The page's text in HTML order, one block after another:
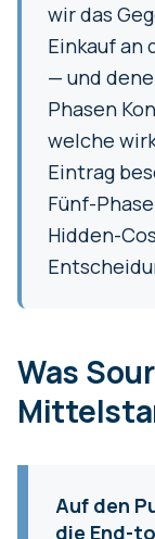
wir das
Einkauf an
— und
Phasen
welche
Eintrag
Fünf-
Hidden-
Was
Auf den
die End-